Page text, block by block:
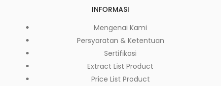
INFORMASI
Mengenai Kami
Persyaratan & Ketentuan
Sertifikasi
Extract List Product
Price List Product